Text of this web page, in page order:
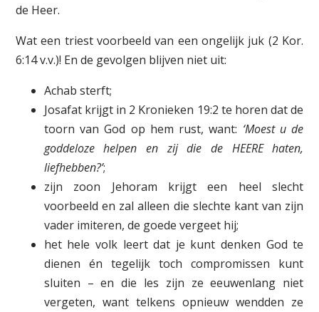
de Heer.
Wat een triest voorbeeld van een ongelijk juk (2 Kor.
6:14 v.v.)! En de gevolgen blijven niet uit:
Achab sterft;
Josafat krijgt in 2 Kronieken 19:2 te horen dat de
toorn van God op hem rust, want: ‘Moest u de
goddeloze helpen en zij die de HEERE haten,
liefhebben?’;
zijn zoon Jehoram krijgt een heel slecht
voorbeeld en zal alleen die slechte kant van zijn
vader imiteren, de goede vergeet hij;
het hele volk leert dat je kunt denken God te
dienen én tegelijk toch compromissen kunt
sluiten – en die les zijn ze eeuwenlang niet
vergeten, want telkens opnieuw wendden ze